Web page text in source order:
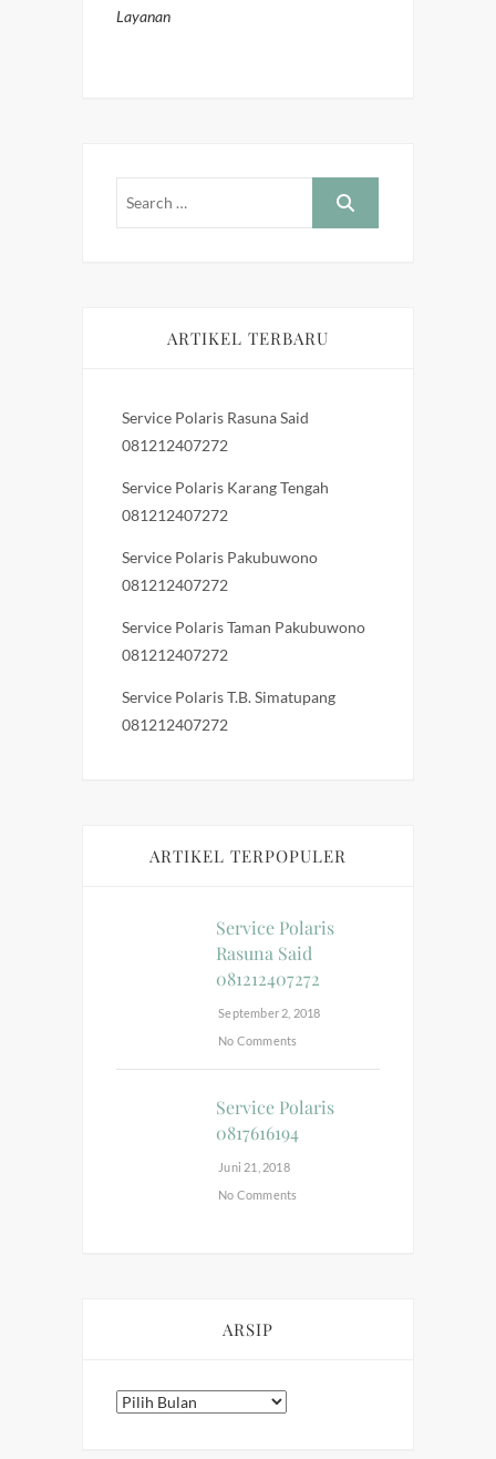
Layanan
ARTIKEL TERBARU
Service Polaris Rasuna Said
081212407272
Service Polaris Karang Tengah
081212407272
Service Polaris Pakubuwono
081212407272
Service Polaris Taman Pakubuwono
081212407272
Service Polaris T.B. Simatupang
081212407272
ARTIKEL TERPOPULER
Service Polaris
Rasuna Said
081212407272
September 2, 2018
No Comments
Service Polaris
0817616194
Juni 21, 2018
No Comments
ARSIP
Arsip